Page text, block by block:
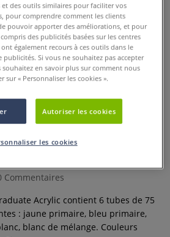
Graduate
ml
Commentaires
Acrylic contient 6 tubes de 75
: jaune primaire, bleu primaire,
blanc de mélange. Couleurs
des outils similaires pour faciliter vos
pour comprendre comment les clients
pouvoir apporter des améliorations, et pour
des publicités basées sur les centres
ont également recours à ces outils dans le
publicités. Si vous ne souhaitez pas accepter
en savoir plus sur comment nous
sur « Personnaliser les cookies ».
Autoriser les cookies
les cookies